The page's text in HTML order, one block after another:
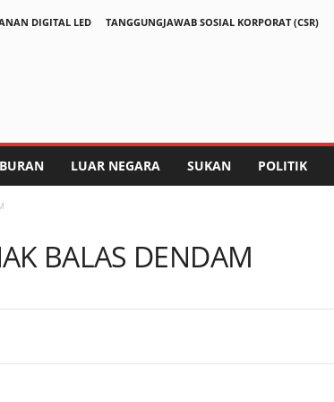
DIGITAL LED
TANGGUNGJAWAB SOSIAL KORPORAT (CSR)
LUAR NEGARA SUKAN POLITIK
BALAS DENDAM